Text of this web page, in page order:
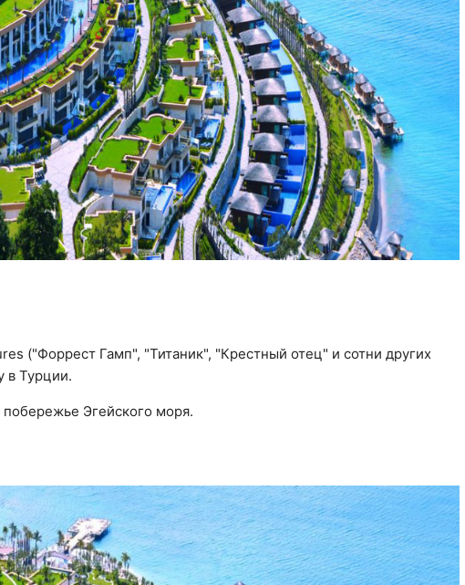
("Форрест Гамп", "Титаник", "Крестный отец" и сотни других
в Турции.
Эгейского моря.